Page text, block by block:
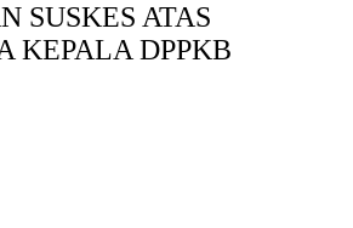
SUSKES ATAS
KEPALA DPPKB